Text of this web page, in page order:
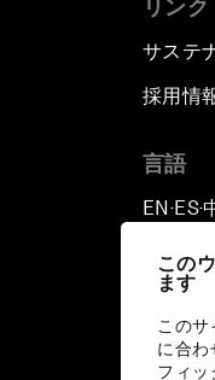
この
ます
この
に合わ
フィッ
リンク
サステ
採用情
言語
EN ▪ES▪